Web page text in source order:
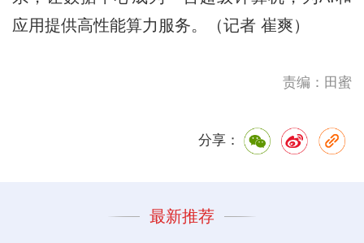
应用提供高性能算力服务。（记者 崔爽）
责编：田蜜
分享：
最新推荐